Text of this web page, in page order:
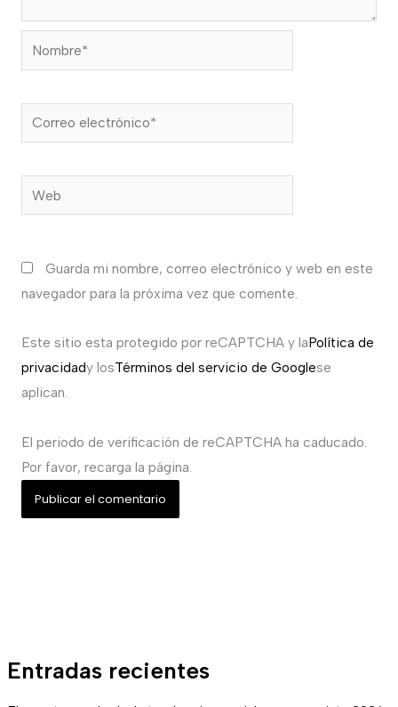
Entradas recientes
Nombre*
Correo
electrónico*
Web
Guarda mi nombre, correo electrónico y web en este
navegador para la próxima vez que comente.
Este sitio esta protegido por reCAPTCHA y laPolítica de
privacidady losTérminos del servicio de Googlese
aplican.
El periodo de verificación de reCAPTCHA ha caducado.
Por favor, recarga la página.